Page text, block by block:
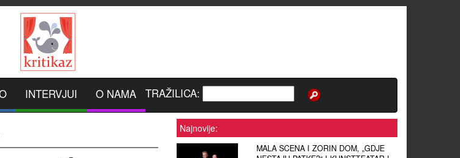
INTERVJUI O NAMA TRAŽILICA:
Najnovije:
MALA SCENA I ZORIN DOM, „GDJE